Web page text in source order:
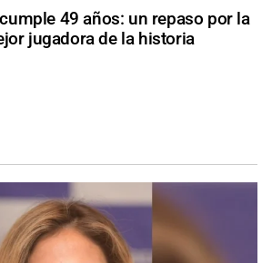
49 años: un repaso por la
jugadora de la historia